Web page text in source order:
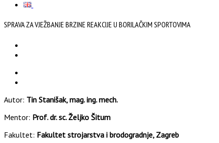
SPRAVA ZA VJEŽBANJE BRZINE REAKCIJE U BORILAČKIM SPORTOVIMA
Autor: Tin Stanišak, mag. ing. mech.
Mentor: Prof. dr. sc. Željko Šitum
Fakultet: Fakultet strojarstva i brodogradnje, Zagreb